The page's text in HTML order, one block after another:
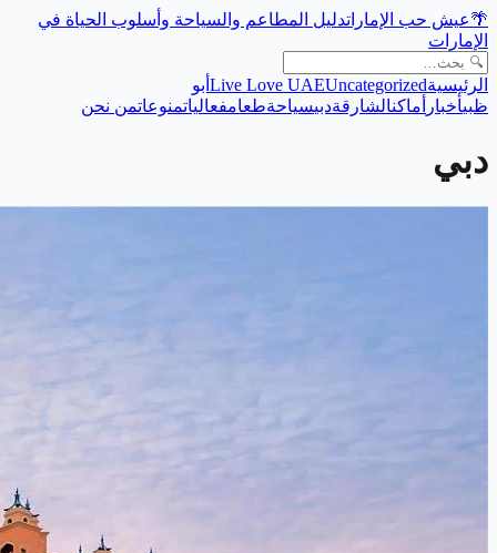
🌴عيش حب الإماراتدليل المطاعم والسياحة وأسلوب الحياة في
الإمارات
الرئيسية Live Love UAEUncategorized
أبو
ظبيأخبار أماكنالشارقةدبيسياحةطعامفعالياتمنوعاتمن نحن
دبي